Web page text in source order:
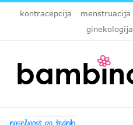
kontracepcija menstruacija
ginekologija